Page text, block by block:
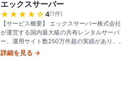
エックスサーバー
★★★★ ☆4(1件)
【サービス概要】 エックスサーバー株式会社
が運営する国内最大級の共有レンタルサーバ
ー。運用サイト数250万件超の実績があり、
WordPress 利用者から法人サイトまで幅広く
詳細を見る →